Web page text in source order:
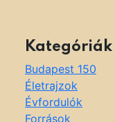
Kategóriák
Budapest 150
Életrajzok
Évfordulók
Források